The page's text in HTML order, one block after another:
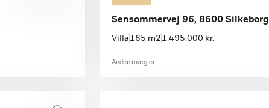
Sensommervej 96, 8600 Silkeborg
Villa 165 m2 1.495.000 kr.
Anden mægler